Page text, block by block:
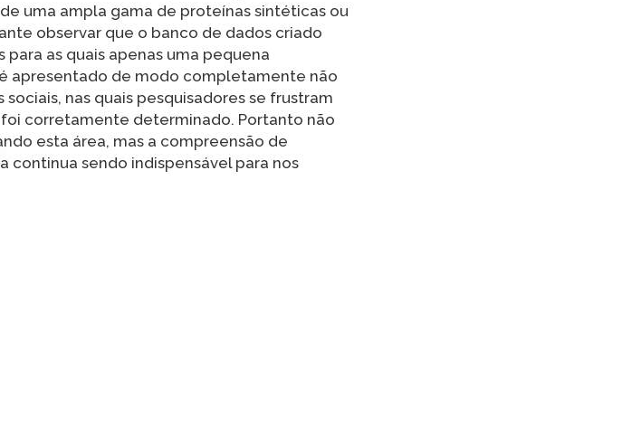
uma ampla gama de proteínas sintéticas ou
observar que o banco de dados criado
as quais apenas uma pequena
apresentado de modo completamente não
nas quais pesquisadores se frustram
corretamente determinado. Portanto não
esta área, mas a compreensão de
continua sendo indispensável para nos